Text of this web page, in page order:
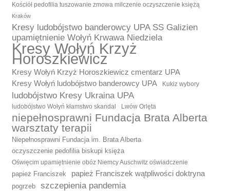
Kościół pedofilia tuszowanie zmowa milczenie oczyszczenie księżą
Kraków
Kresy ludobójstwo banderowcy UPA SS Galizien
upamiętnienie Wołyń Krwawa Niedziela
Kresy Wołyń Krzyż
Horoszkiewicz
Kresy Wołyń Krzyż Horoszkiewicz cmentarz UPA
Kresy Wołyń ludobójstwo banderowcy UPA
Kukiz wybory
ludobójstwo Kresy Ukraina UPA
ludobójstwo Wołyń kłamstwo skandal Lwów Orlęta
niepełnosprawni Fundacja Brata Alberta
warsztaty terapii
Niepełnosprawni Fundacja im. Brata Alberta
oczyszczenie pedofilia biskupi księża
Oświęcim upamiętnienie obóz Niemcy Auschwitz oświadczenie
papież Franciszek papież Franciszek wątpliwości doktryna
pogrzeb szczepienia pandemia